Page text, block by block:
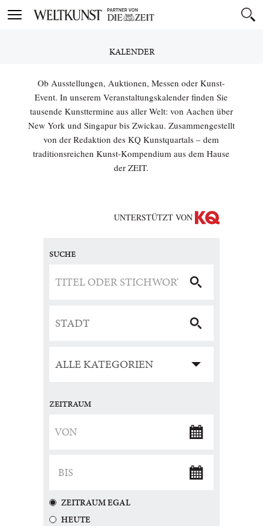
Toggle
KALENDER
Ob Ausstellungen, Auktionen, Messen oder Kunst-
Event. In unserem Veranstaltungskalender finden Sie
tausende Kunsttermine aus aller Welt: von Aachen über
New York und Singapur bis Zwickau. Zusammengestellt
von der Redaktion des KQ Kunstquartals – dem
traditionsreichen Kunst-Kompendium aus dem Hause
der ZEIT.
UNTERSTÜTZT VON
SUCHE
ZEITRAUM
ZEITRAUM EGAL
HEUTE